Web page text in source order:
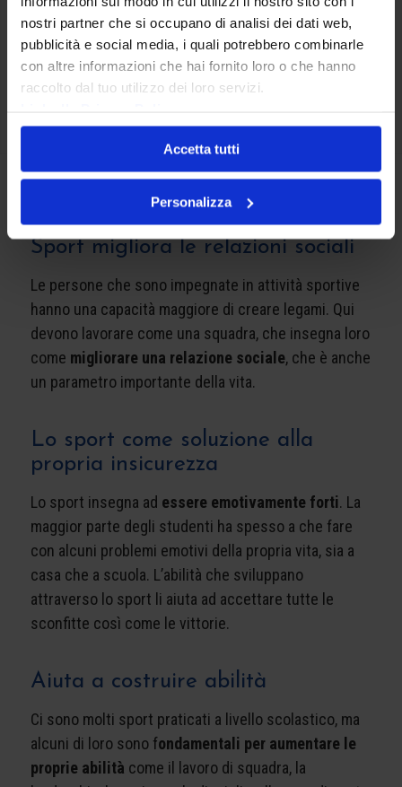
nostri partner che si occupano di analisi dei dati web,
pubblicità e social media, i quali potrebbero combinarle
con altre informazioni che hai fornito loro o che hanno
raccolto dal tuo utilizzo dei loro servizi.
Accetta tutti
Personalizza
Sport migliora le relazioni sociali
Le persone che sono impegnate in attività sportive
hanno una capacità maggiore di creare legami. Qui
devono lavorare come una squadra, che insegna loro
come migliorare una relazione sociale, che è anche
un parametro importante della vita.
Lo sport come soluzione alla
propria insicurezza
Lo sport insegna ad essere emotivamente forti. La
maggior parte degli studenti ha spesso a che fare
con alcuni problemi emotivi della propria vita, sia a
casa che a scuola. L’abilità che sviluppano
attraverso lo sport li aiuta ad accettare tutte le
sconfitte così come le vittorie.
Aiuta a costruire abilità
Ci sono molti sport praticati a livello scolastico, ma
alcuni di loro sono fondamentali per aumentare le
proprie abilità come il lavoro di squadra, la